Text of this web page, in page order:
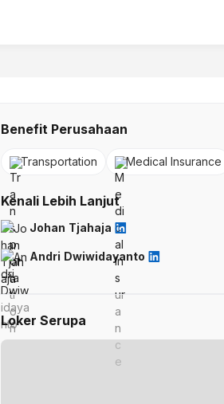
Benefit Perusahaan
Transportation Medical Insurance
Kenali Lebih Lanjut
Johan Tjahaja
Andri Dwiwidayanto
Loker Serupa